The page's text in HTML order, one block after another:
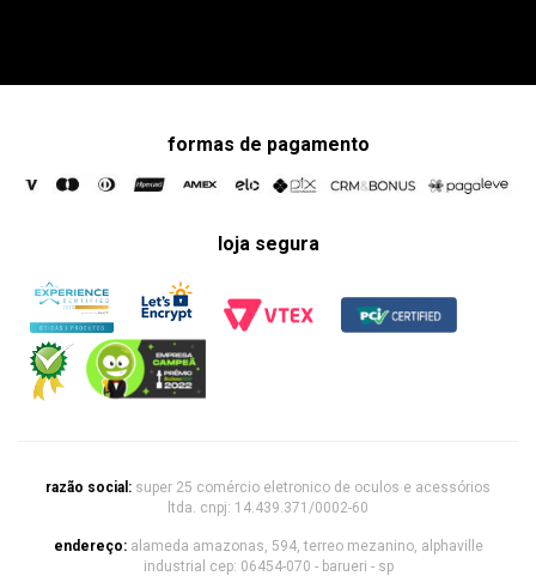
formas de pagamento
loja segura
razão social: super 25 comércio eletronico de oculos e acessórios
ltda. cnpj: 14.439.371/0002-60
endereço: alameda amazonas, 594, terreo mezanino, alphaville
industrial cep: 06454-070 - barueri - sp